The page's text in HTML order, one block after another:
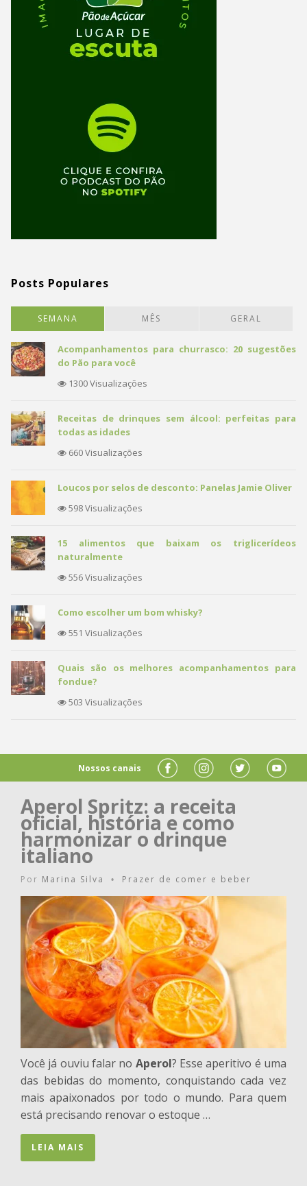
Posts Populares
SEMANA MÊS GERAL
Acompanhamentos para churrasco: 20 sugestões
do Pão para você
1300 Visualizações
Receitas de drinques sem álcool: perfeitas para
todas as idades
660 Visualizações
Loucos por selos de desconto: Panelas Jamie Oliver
598 Visualizações
15 alimentos que baixam os triglicerídeos
naturalmente
556 Visualizações
Como escolher um bom whisky?
551 Visualizações
Quais são os melhores acompanhamentos para
fondue?
503 Visualizações
Nossos canais
Aperol Spritz: a receita
oficial, história e como
harmonizar o drinque
italiano
Por Marina Silva • Prazer de comer e beber
Você já ouviu falar no Aperol? Esse aperitivo é uma
das bebidas do momento, conquistando cada vez
mais apaixonados por todo o mundo. Para quem
está precisando renovar o estoque …
LEIA MAIS